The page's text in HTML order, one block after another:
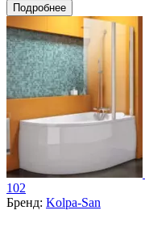
Подробнее
102
Бренд: Kolpa-San